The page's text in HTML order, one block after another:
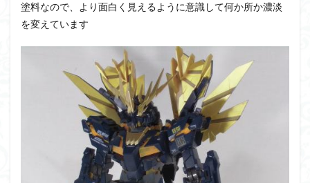
塗料なので、より面白く見えるように意識して何か所か濃淡
を変えています